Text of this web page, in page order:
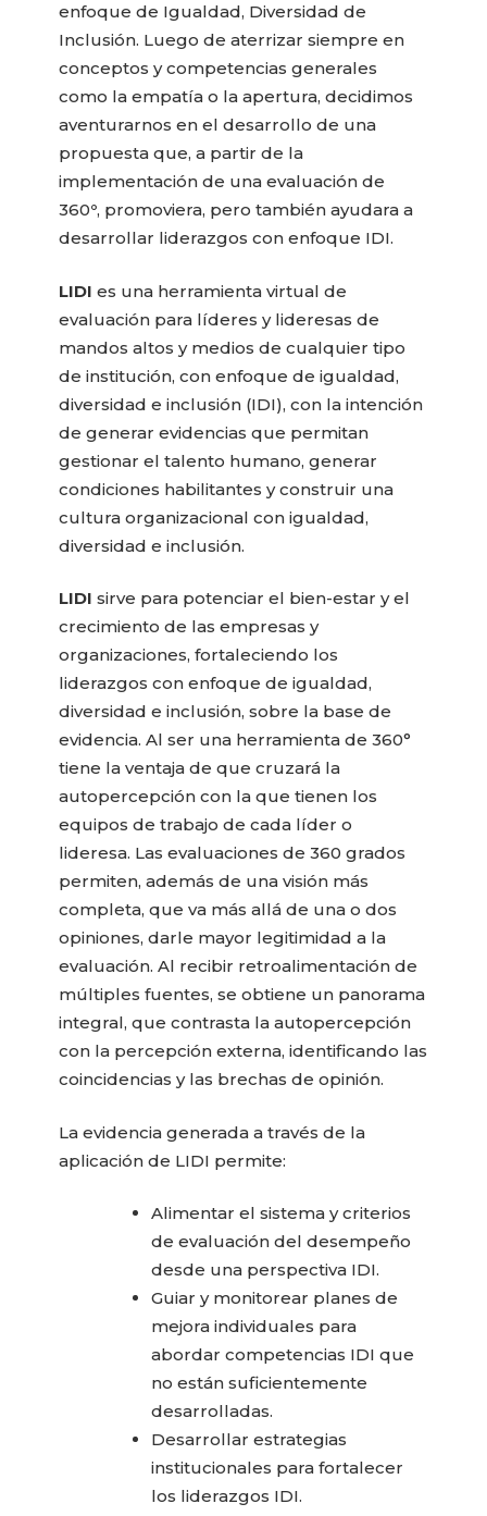
enfoque de Igualdad, Diversidad de
Inclusión. Luego de aterrizar siempre en
conceptos y competencias generales
como la empatía o la apertura, decidimos
aventurarnos en el desarrollo de una
propuesta que, a partir de la
implementación de una evaluación de
360°, promoviera, pero también ayudara a
desarrollar liderazgos con enfoque IDI.
LIDI es una herramienta virtual de
evaluación para líderes y lideresas de
mandos altos y medios de cualquier tipo
de institución, con enfoque de igualdad,
diversidad e inclusión (IDI), con la intención
de generar evidencias que permitan
gestionar el talento humano, generar
condiciones habilitantes y construir una
cultura organizacional con igualdad,
diversidad e inclusión.
LIDIsirve para potenciar el bien-estar y el
crecimiento de las empresas y
organizaciones, fortaleciendo los
liderazgos con enfoque de igualdad,
diversidad e inclusión, sobre la base de
evidencia. Al ser una herramienta de 360°
tiene la ventaja de que cruzará la
autopercepción con la que tienen los
equipos de trabajo de cada líder o
lideresa. Las evaluaciones de 360 grados
permiten, además de una visión más
completa, que va más allá de una o dos
opiniones, darle mayor legitimidad a la
evaluación. Al recibir retroalimentación de
múltiples fuentes, se obtiene un panorama
integral, que contrasta la autopercepción
con la percepción externa, identificando las
coincidencias y las brechas de opinión.
La evidencia generada a través de la
aplicación de LIDI permite:
Alimentar el sistema y criterios
de evaluación del desempeño
desde una perspectiva IDI.
Guiar y monitorear planes de
mejora individuales para
abordar competencias IDI que
no están suficientemente
desarrolladas.
Desarrollar estrategias
institucionales para fortalecer
los liderazgos IDI.